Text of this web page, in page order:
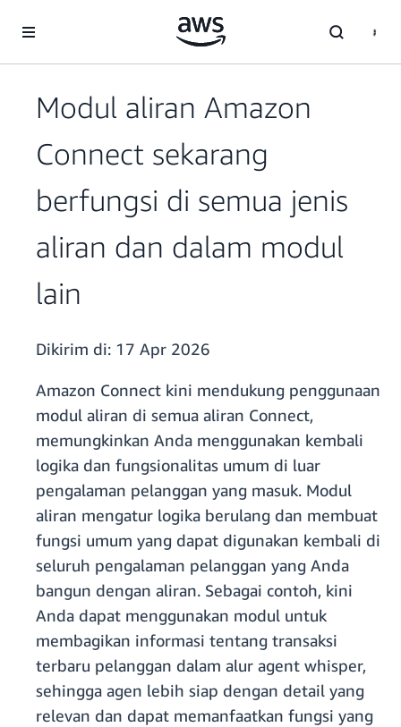
Modul aliran Amazon
Connect sekarang
berfungsi di semua jenis
aliran dan dalam modul
lain
Dikirim di: 17 Apr 2026
Amazon Connect kini mendukung penggunaan
modul aliran di semua aliran Connect,
memungkinkan Anda menggunakan kembali
logika dan fungsionalitas umum di luar
pengalaman pelanggan yang masuk. Modul
aliran mengatur logika berulang dan membuat
fungsi umum yang dapat digunakan kembali di
seluruh pengalaman pelanggan yang Anda
bangun dengan aliran. Sebagai contoh, kini
Anda dapat menggunakan modul untuk
membagikan informasi tentang transaksi
terbaru pelanggan dalam alur agent whisper,
sehingga agen lebih siap dengan detail yang
relevan dan dapat memanfaatkan fungsi yang